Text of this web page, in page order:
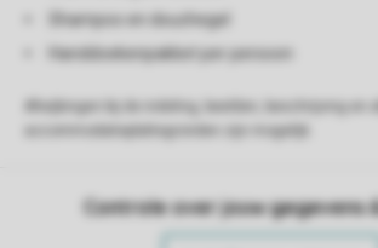
Shampoo en douchegel
Handdoekenpakket per persoon
Controle over jouw gegevens